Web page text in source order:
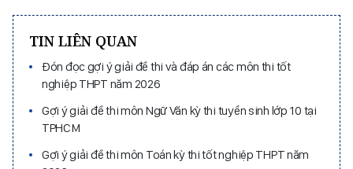
TIN LIÊN QUAN
Đón đọc gợi ý giải đề thi và đáp án các môn thi tốt
nghiệp THPT năm 2026
Gợi ý giải đề thi môn Ngữ Văn kỳ thi tuyển sinh lớp 10 tại
TPHCM
Gợi ý giải đề thi môn Toán kỳ thi tốt nghiệp THPT năm